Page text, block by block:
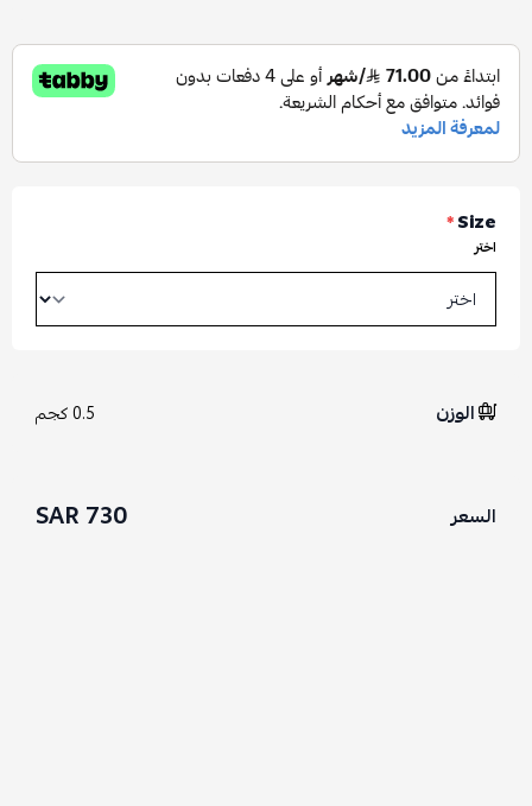
Size
*
اختر
الوزن 0.5 كجم
السعر 730 SAR